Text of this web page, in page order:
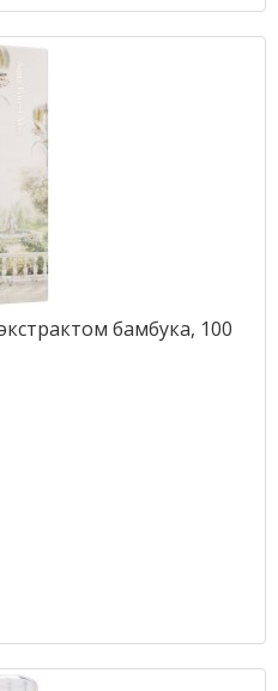
бамбука, 100